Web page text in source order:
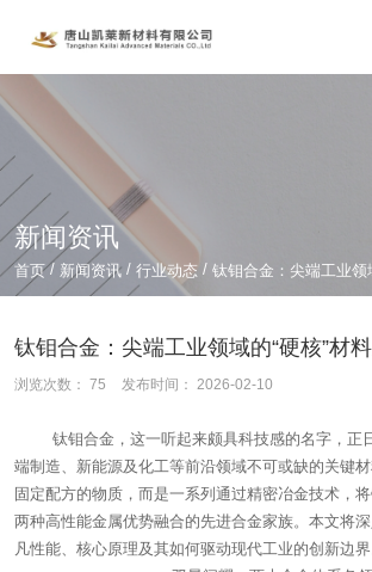
新闻资讯
首页/ 新闻资讯 / 行业动态 / 钛钼合金：尖端工业领
钛钼合金：尖端工业领域的“硬核”材
浏览次数： 75 发布时间： 2026-02-10
钛钼合金，这一听起来颇具科技感的名字，正
端制造、新能源及化工等前沿领域不可或缺的关键
固定配方的物质，而是一系列通过精密冶金技术，将
两种高性能金属优势融合的先进合金家族。本文将
凡性能、核心原理及其如何驱动现代工业的创新边界